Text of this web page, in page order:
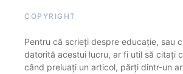
COPYRIGHT
Pentru că scrieți despre educație, sau
datorită acestui lucru, ar fi util să citați
când preluați un articol, părți dintr-un